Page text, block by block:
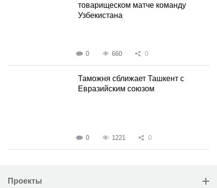
товарищеском матче команду
Узбекистана
0 660 0
Таможня сближает Ташкент с
Евразийским союзом
0 1221 0
Проекты